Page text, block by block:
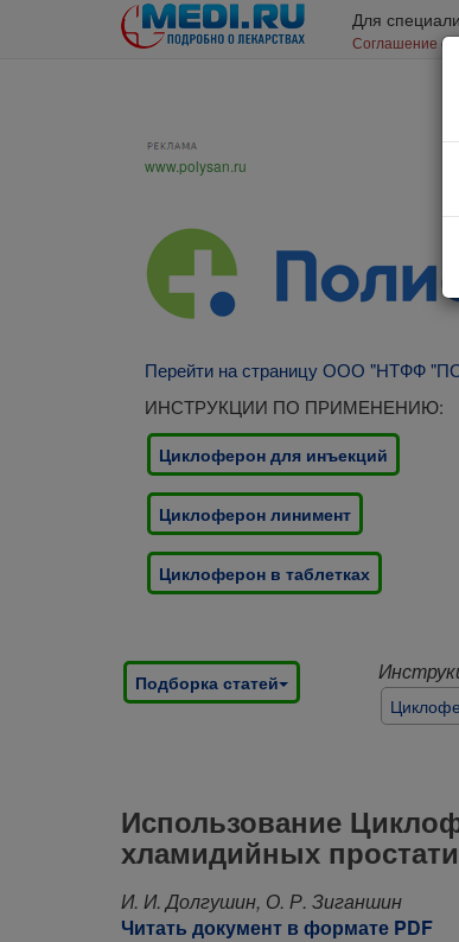
Для
Соглашение
www.polysan.ru
Перейти на страницу ООО "НТФФ
ИНСТРУКЦИИ ПО ПРИМЕНЕНИЮ:
Циклоферон для инъекций
Циклоферон линимент
Циклоферон в таблетках
Подборка статей
Использование
хламидийных
И. И. Долгушин, О. Р. Зиганшин
Читать документ в формате PDF